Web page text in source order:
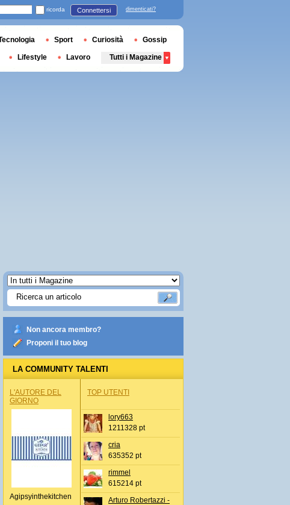
Non ancora membro?
Proponi il tuo blog
LA COMMUNITY TALENTI
L'AUTORE DEL
GIORNO
Agipsyinthekitchen
TOP UTENTI
lory663
1211328 pt
cria
635352 pt
rimmel
615214 pt
Arturo Robertazzi -
ricorda Connettersi dimenticati?
Sport Curiosità Gossip
Lifestyle Lavoro Tutti i Magazine